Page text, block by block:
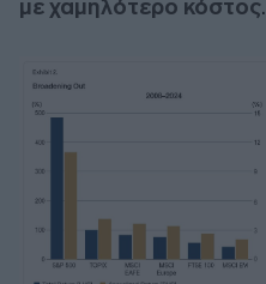
με χαμηλότερο κόστος.